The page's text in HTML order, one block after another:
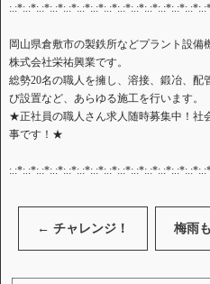
岡山県倉敷市の製鉄所などプラント設
株式会社栄祐興業です。
総勢20名の職人を擁し、溶接、鍛冶、配
び設置など、あらゆる施工を行います。
★正社員の職人さん求人随時募集中！社
事です！★
← チャレンジ！ 梅雨